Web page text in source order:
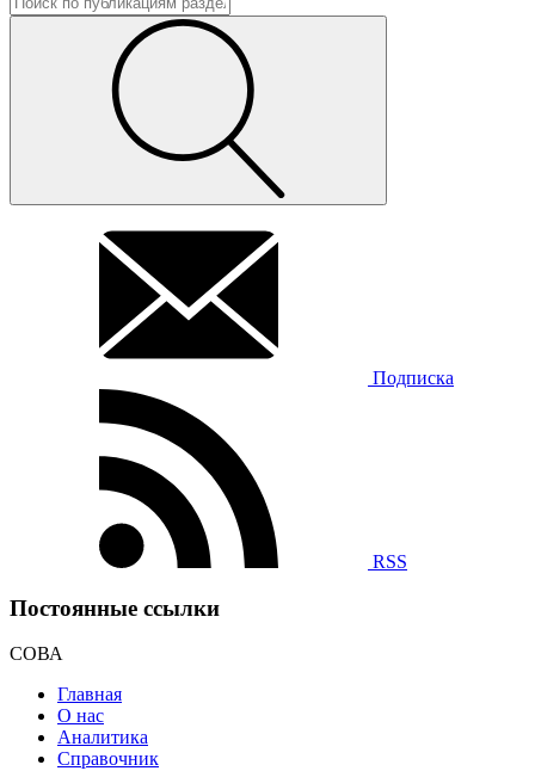
Подписка
RSS
Постоянные ссылки
СОВА
Главная
О нас
Аналитика
Справочник